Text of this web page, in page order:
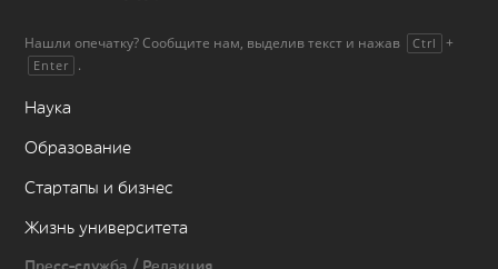
Нашли опечатку? Сообщите нам, выделив текст и нажав Ctrl +
Enter .
Наука
Образование
Стартапы и бизнес
Жизнь университета